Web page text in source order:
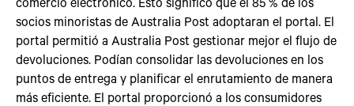
socios minoristas de Australia Post adoptaran el portal. El
portal permitió a Australia Post gestionar mejor el flujo de
devoluciones. Podían consolidar las devoluciones en los
puntos de entrega y planificar el enrutamiento de manera
más eficiente. El portal proporcionó a los consumidores